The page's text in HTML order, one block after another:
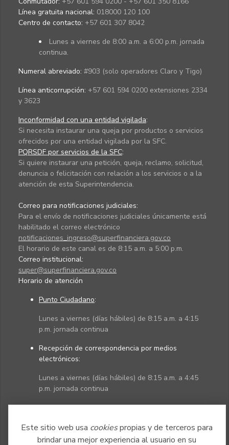
Este sitio web usa cookiespropias y de terceros para
brindar una mejor experiencia al usuario en su
Línea gratuita nacional: 018000 120 100
Centro de contacto: +57 601 307 8042
Lunes a viernes de 8:00 a.m. a 6:00 p.m. jornada
continua.
Numeral abreviado: #903 (solo operadores Claro y Tigo)
Línea anticorrupción: +57 601 594 0200 extensiones 2334
y 3623
Inconformidad con una entidad vigilada:
Si necesita instaurar una queja por productos o servicios
ofrecidos por una entidad vigilada por la SFC.
PQRSDF por servicios de la SFC:
Si quiere instaurar una petición, queja, reclamo, solicitud,
denuncia o felicitación con relación a los servicios o a la
atención de esta Superintendencia.
Correo para notificaciones judiciales:
Para el envío de notificaciones judiciales únicamente está
habilitado el correo electrónico
notificaciones_ingreso@superfinanciera.gov.co
El horario de este canal es de 8:15 a.m. a 5:00 p.m.
Correo institucional:
super@superfinanciera.gov.co
Horario de atención
Punto Ciudadano:
Lunes a viernes (días hábiles) de 8:15 a.m. a 4:15
p.m. jornada continua
Recepción de correspondencia por medios
electrónicos:
Lunes a viernes (días hábiles) de 8:15 a.m. a 4:45
p.m. jornada continua